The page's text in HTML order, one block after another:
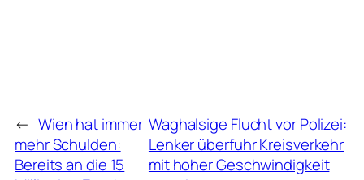
← Wien hat immer
mehr Schulden:
Bereits an die 15
Waghalsige Flucht vor Polizei:
Lenker überfuhr Kreisverkehr
mit hoher Geschwindigkeit